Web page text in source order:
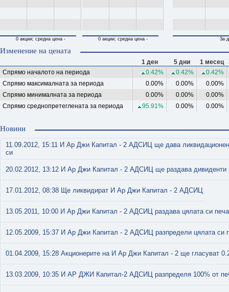
0 акции; средна цена - 0 акции; средна цена - За
Изменение на цената
1 ден 5 дни 1 месец
Спрямо началото на периода
0.42% 0.42%
0.42%
Спрямо максималната за периода
0.00% 0.00%
0.00%
Спрямо минималната за периода
0.00% 0.00%
0.00%
Спрямо среднопретеглената за периода
95.91% 0.00% 0.00%
Новини
11.09.2012, 15:11 И Ар Джи Капитал - 2 АДСИЦ ще дава
си
20.02.2012, 13:12 И Ар Джи Капитал - 2 АДСИЦ ще раздава дивиденти
17.01.2012, 08:38 Ще ликвидират И Ар Джи Капитал - 2 АДСИЦ
13.05.2011, 10:00 И Ар Джи Капитал - 2 АДСИЦ раздава цялата си
12.05.2009, 15:37 И Ар Джи Капитал - 2 АДСИЦ разпредели цялата си
01.04.2009, 15:28 Акционерите на И Ар Джи Капитал - 2 ще гласуват
13.03.2009, 10:35 И АР ДЖИ Капитал-2 АДСИЦ разпределя 100% от